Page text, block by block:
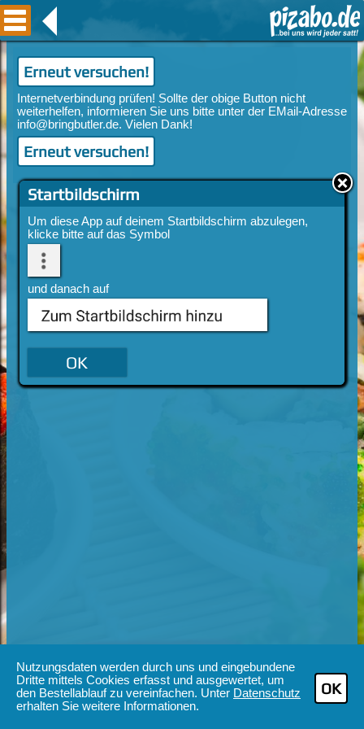
Nutzungsdaten werden durch uns und eingebundene
Dritte mittels Cookies erfasst und ausgewertet, um
den Bestellablauf zu vereinfachen. Unter Datenschutz
erhalten Sie weitere Informationen.
OK
Startbildschirm
Um diese App auf deinem Startbildschirm abzulegen,
klicke bitte auf das Symbol
und danach auf
Erneut versuchen!
Erneut versuchen!